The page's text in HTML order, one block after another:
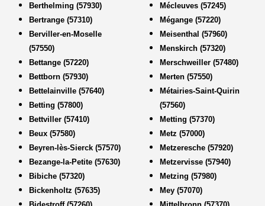
Berthelming (57930)
Bertrange (57310)
Berviller-en-Moselle
(57550)
Bettange (57220)
Bettborn (57930)
Bettelainville (57640)
Betting (57800)
Bettviller (57410)
Beux (57580)
Beyren-lès-Sierck (57570)
Bezange-la-Petite (57630)
Bibiche (57320)
Bickenholtz (57635)
Mécleuves (57245)
Mégange (57220)
Meisenthal (57960)
Menskirch (57320)
Merschweiller (57480)
Merten (57550)
Métairies-Saint-Quirin
(57560)
Metting (57370)
Metz (57000)
Metzeresche (57920)
Metzervisse (57940)
Metzing (57980)
Mey (57070)